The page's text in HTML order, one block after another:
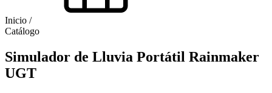
Inicio /
Catálogo
Simulador de Lluvia Portátil Rainmaker
UGT